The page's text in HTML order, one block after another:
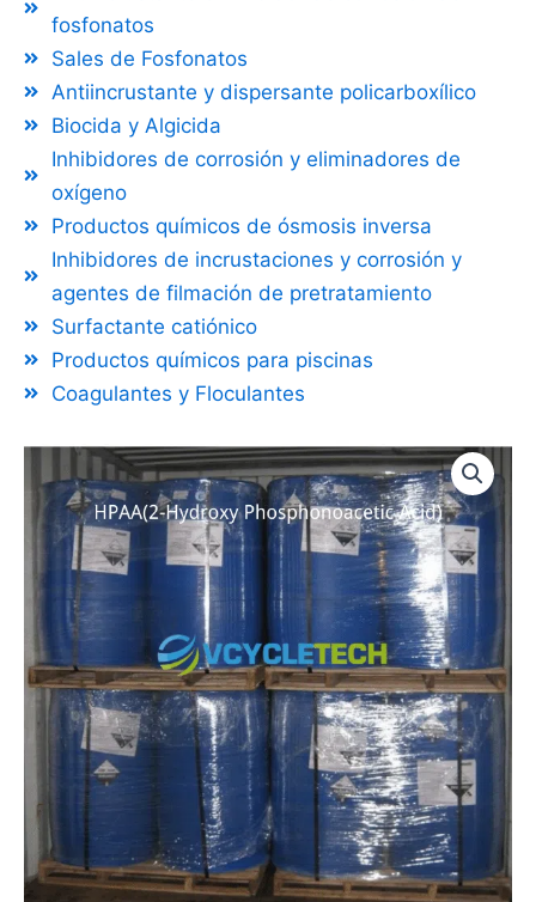
fosfonatos
Sales de Fosfonatos
Antiincrustante y dispersante policarboxílico
Biocida y Algicida
Inhibidores de corrosión y eliminadores de
oxígeno
Productos químicos de ósmosis inversa
Inhibidores de incrustaciones y corrosión y
agentes de filmación de pretratamiento
Surfactante catiónico
Productos químicos para piscinas
Coagulantes y Floculantes